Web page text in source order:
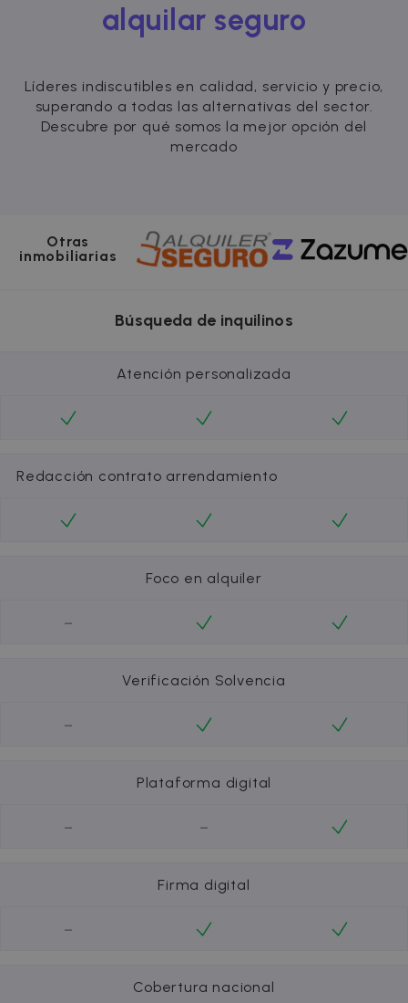
alquilar seguro
Líderes indiscutibles en calidad, servicio y precio,
superando a todas las alternativas del sector.
Descubre por qué somos la mejor opción del
mercado
Otras
inmobiliarias
Búsqueda de inquilinos
Atención personalizada
Redacción contrato arrendamiento
Foco en alquiler
-
Verificación Solvencia
-
Plataforma digital
- -
Firma digital
-
Cobertura nacional